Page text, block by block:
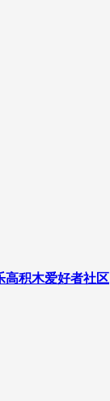
高积木爱好者社区